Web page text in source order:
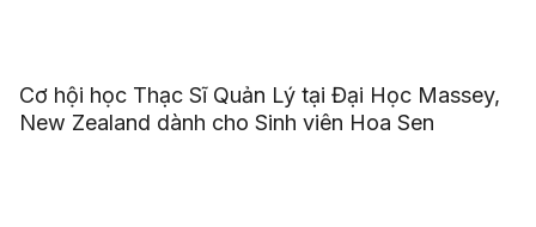
Cơ hội học Thạc Sĩ Quản Lý tại Đại Học Massey,
New Zealand dành cho Sinh viên Hoa Sen